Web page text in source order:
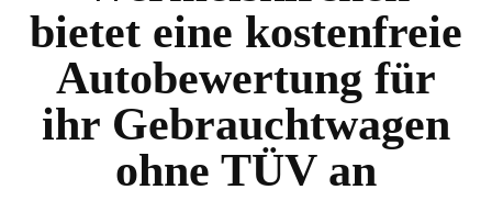
bietet eine kostenfreie
Autobewertung für
ihr Gebrauchtwagen
ohne TÜV an